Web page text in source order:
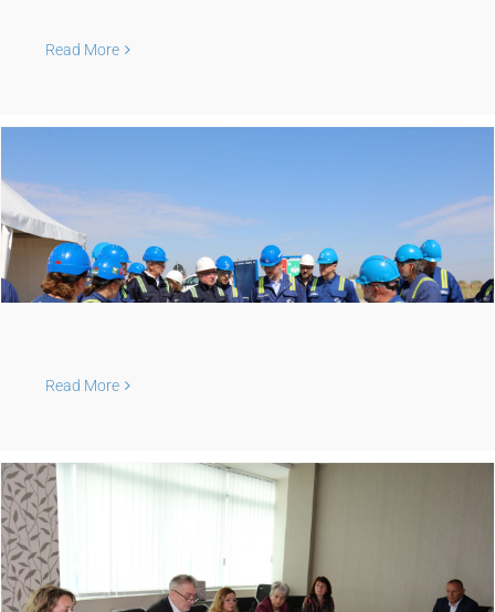
Read More
Read More